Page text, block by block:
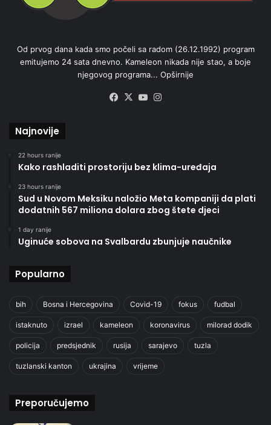
Od prvog dana kada smo počeli sa radom (26.12.1992) program
emitujemo 24 sata dnevno. Kameleon nikada nije stao, a boje
njegovog programa... Opširnije
Facebook
X YouTube
Najnovije
22 hours ranije
Kako rashladiti prostoriju bez klima-uređaja
23 hours ranije
Sud u Novom Meksiku naložio Meta kompaniji da plati
dodatnih 567 miliona dolara zbog štete djeci
1 day ranije
Uginuće sobova na Svalbardu zbunjuje naučnike
Popularno
bih Bosna i Hercegovina Covid-19 fokus fudbal
istaknuto izrael kameleon koronavirus milorad dodik
policija predsjednik rusija sarajevo tuzla
tuzlanski kanton ukrajina vrijeme
Preporučujemo